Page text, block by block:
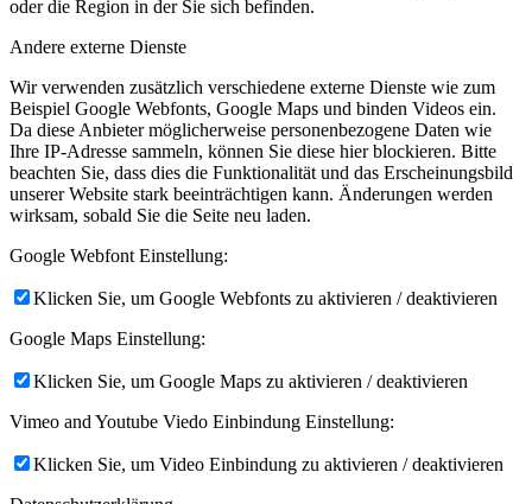
oder die Region in der Sie sich befinden.
Andere externe Dienste
Wir verwenden zusätzlich verschiedene externe Dienste wie zum
Beispiel Google Webfonts, Google Maps und binden Videos ein.
Da diese Anbieter möglicherweise personenbezogene Daten wie
Ihre IP-Adresse sammeln, können Sie diese hier blockieren. Bitte
beachten Sie, dass dies die Funktionalität und das Erscheinungsbild
unserer Website stark beeinträchtigen kann. Änderungen werden
wirksam, sobald Sie die Seite neu laden.
Google Webfont Einstellung:
Klicken Sie, um Google Webfonts zu aktivieren / deaktivieren
Google Maps Einstellung:
Klicken Sie, um Google Maps zu aktivieren / deaktivieren
Vimeo and Youtube Viedo Einbindung Einstellung:
Klicken Sie, um Video Einbindung zu aktivieren / deaktivieren